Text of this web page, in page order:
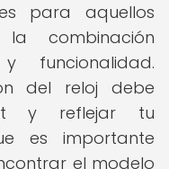
para aquellos
combinación
funcionalidad.
del reloj debe
y reflejar tu
es importante
el modelo